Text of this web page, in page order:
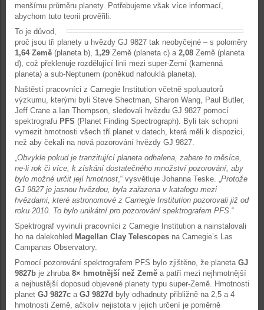
menšímu průměru planety. Potřebujeme však více informací,
abychom tuto teorii prověřili.
To je důvod,
proč jsou tři planety u hvězdy GJ 9827 tak neobyčejné – s poloměry
1,64 Země (planeta b), 1,29 Země (planeta c) a 2,08 Země (planeta
d), což překlenuje rozdělující linii mezi super-Zemí (kamenná
planeta) a sub-Neptunem (poněkud nafouklá planeta).
Naštěstí pracovníci z Carnegie Institution včetně spoluautorů
výzkumu, kterými byli Steve Shectman, Sharon Wang, Paul Butler,
Jeff Crane a Ian Thompson, sledovali hvězdu GJ 9827 pomocí
spektrografu PFS (Planet Finding Spectrograph). Byli tak schopni
vymezit hmotnosti všech tří planet v datech, která měli k dispozici,
než aby čekali na nová pozorování hvězdy GJ 9827.
„Obvykle pokud je tranzitující planeta odhalena, zabere to měsíce,
ne-li rok či více, k získání dostatečného množství pozorování, aby
bylo možné určit její hmotnost,“ vysvětluje Johanna Teske. „Protože
GJ 9827 je jasnou hvězdou, byla zařazena v katalogu mezi
hvězdami, které astronomové z Carnegie Institution pozorovali již od
roku 2010. To bylo unikátní pro pozorování spektrografem PFS.“
Spektrograf vyvinuli pracovníci z Carnegie Institution a nainstalovali
ho na dalekohled Magellan Clay Telescopes na Carnegie’s Las
Campanas Observatory.
Pomocí pozorování spektrografem PFS bylo zjištěno, že planeta GJ
9827b je zhruba 8× hmotnější než Země a patří mezi nejhmotnější
a nejhustější doposud objevené planety typu super-Země. Hmotnosti
planet GJ 9827c a GJ 9827d byly odhadnuty přibližně na 2,5 a 4
hmotnosti Země, ačkoliv nejistota v jejich určení je poměrně